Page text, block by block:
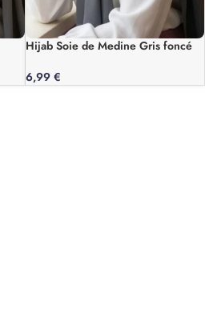
Hijab Soie de Medine Gris foncé
6,99€